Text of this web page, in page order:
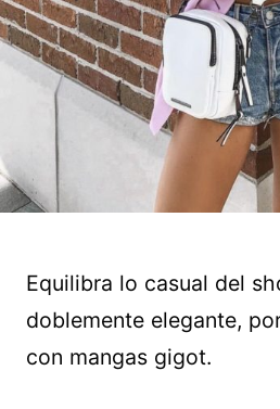
Equilibra lo casual del
doblemente elegante,
con mangas gigot.